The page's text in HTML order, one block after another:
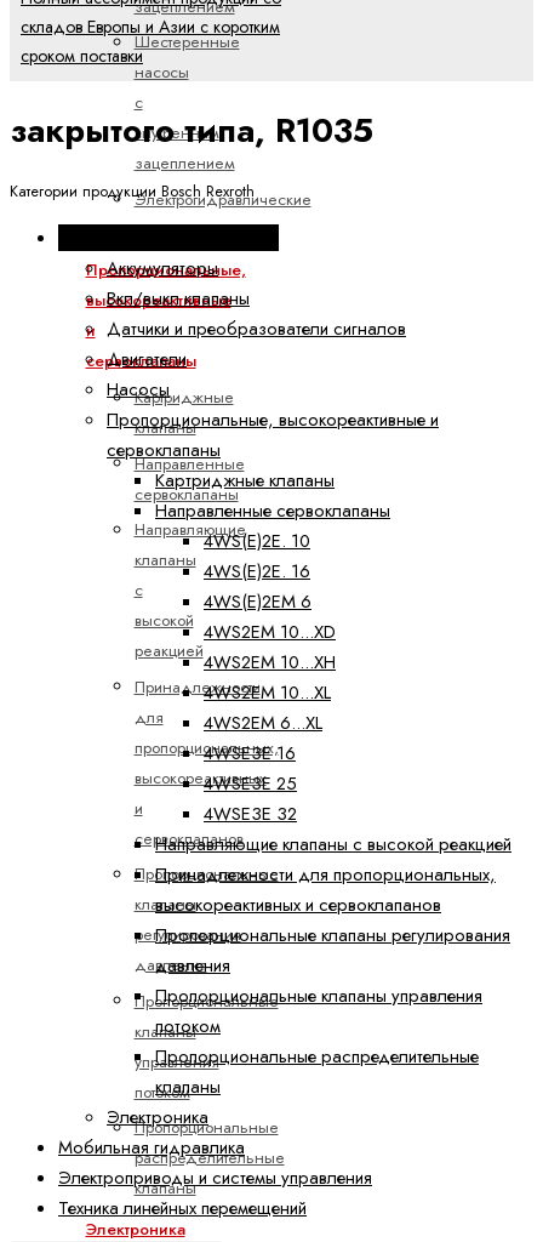
зацеплением
Шестеренные
насосы
с
внутренним
зацеплением
Электрогидравлические
насосы
Пропорциональные,
высокореактивные
и
сервоклапаны
Картриджные
клапаны
Направленные
сервоклапаны
Направляющие
клапаны
с
высокой
реакцией
Принадлежности
для
пропорциональных,
высокореактивных
и
сервоклапанов
Пропорциональные
клапаны
регулирования
давления
Пропорциональные
клапаны
управления
потоком
Пропорциональные
распределительные
клапаны
Электроника
складов Европы и Азии с коротким
сроком поставки
закрытого типа, R1035
Категории продукции Bosch Rexroth
Аккумуляторы
Вкл/выкл клапаны
Датчики и преобразователи сигналов
Двигатели
Насосы
Пропорциональные, высокореактивные и
сервоклапаны
Картриджные клапаны
Направленные сервоклапаны
4WS(E)2E. 10
4WS(E)2E. 16
4WS(E)2EM 6
4WS2EM 10...XD
4WS2EM 10...XH
4WS2EM 10...XL
4WS2EM 6...XL
4WSE3E 16
4WSE3E 25
4WSE3E 32
Направляющие клапаны с высокой реакцией
Принадлежности для пропорциональных,
высокореактивных и сервоклапанов
Пропорциональные клапаны регулирования
давления
Пропорциональные клапаны управления
потоком
Пропорциональные распределительные
клапаны
Электроника
Мобильная гидравлика
Электроприводы и системы управления
Техника линейных перемещений